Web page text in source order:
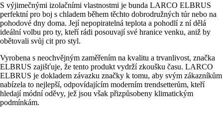
S výjimečnými izolačními vlastnostmi je bunda LARCO ELBRUS
perfektní pro boj s chladem během těchto dobrodružných túr nebo na
pohodové dny doma. Její nepopiratelná teplota a pohodlí z ní dělá
ideální volbu pro ty, kteří rádi posouvají své hranice venku, aniž by
obětovali svůj cit pro styl.
Vyrobena s neochvějným zaměřením na kvalitu a trvanlivost, značka
ELBRUS zajišťuje, že tento produkt vydrží zkoušku času. LARCO
ELBRUS je dokladem závazku značky k tomu, aby svým zákazníkům
nabízela to nejlepší, odpovídajícím moderním trendsetterům, kteří
hledají módní oděvy, jež jsou však přizpůsobeny klimatickým
podmínkám.